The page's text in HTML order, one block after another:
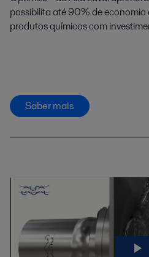
possibilita até 90% de economia
produtos químicos com
Saber mais